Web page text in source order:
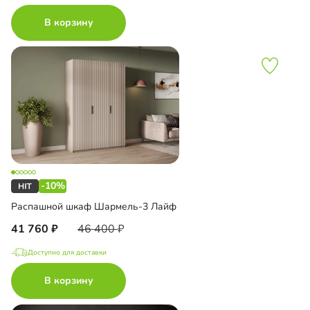
В корзину
-10%
Распашной шкаф Шармель-3 Лайф
41 760 46 400
Доступно для доставки
В корзину